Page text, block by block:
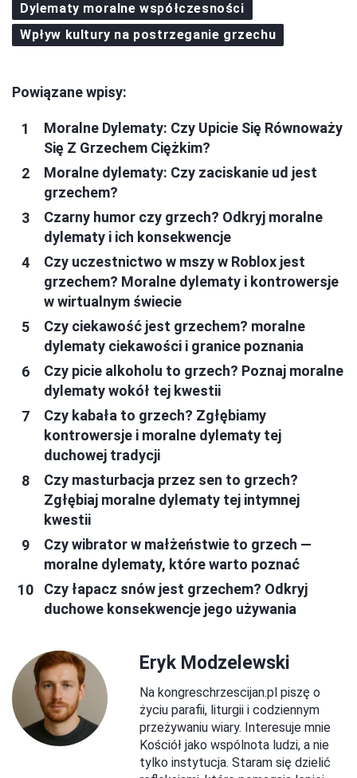
Dylematy moralne współczesności
Wpływ kultury na postrzeganie grzechu
Powiązane wpisy:
Moralne Dylematy: Czy Upicie Się Równoważy
Się Z Grzechem Ciężkim?
Moralne dylematy: Czy zaciskanie ud jest
grzechem?
Czarny humor czy grzech? Odkryj moralne
dylematy i ich konsekwencje
Czy uczestnictwo w mszy w Roblox jest
grzechem? Moralne dylematy i kontrowersje
w wirtualnym świecie
Czy ciekawość jest grzechem? moralne
dylematy ciekawości i granice poznania
Czy picie alkoholu to grzech? Poznaj moralne
dylematy wokół tej kwestii
Czy kabała to grzech? Zgłębiamy
kontrowersje i moralne dylematy tej
duchowej tradycji
Czy masturbacja przez sen to grzech?
Zgłębiaj moralne dylematy tej intymnej
kwestii
Czy wibrator w małżeństwie to grzech —
moralne dylematy, które warto poznać
Czy łapacz snów jest grzechem? Odkryj
duchowe konsekwencje jego używania
Eryk Modzelewski
Na kongreschrzescijan.pl piszę o
życiu parafii, liturgii i codziennym
przeżywaniu wiary. Interesuje mnie
Kościół jako wspólnota ludzi, a nie
tylko instytucja. Staram się dzielić